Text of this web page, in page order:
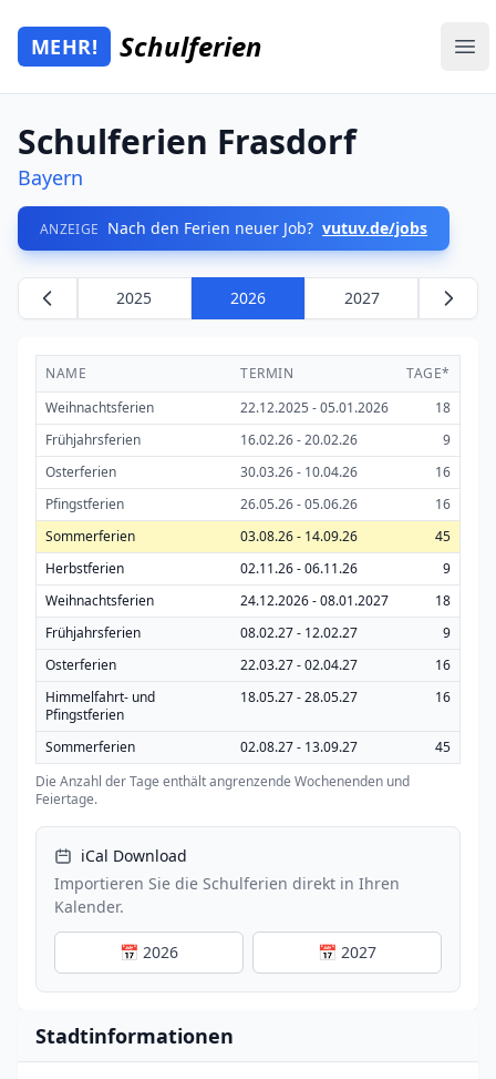
Zum Hauptinhalt springen
Mehr Schulferien
MEHR! Schulferien
Schulferien Frasdorf
Bayern
ANZEIGE Nach den Ferien neuer Job? vutuv.de/jobs
2025 2026 2027
NAME TERMIN
TAGE*
Weihnachtsferien
22.12.2025 - 05.01.2026
18
Frühjahrsferien
16.02.26 - 20.02.26
9
Osterferien
30.03.26 - 10.04.26
16
Pfingstferien
26.05.26 - 05.06.26
16
Sommerferien
03.08.26 - 14.09.26
45
Herbstferien
02.11.26 - 06.11.26
9
Weihnachtsferien
24.12.2026 - 08.01.2027
18
Frühjahrsferien
08.02.27 - 12.02.27
9
Osterferien
22.03.27 - 02.04.27
16
Himmelfahrt- und
Pfingstferien
18.05.27 - 28.05.27 16
Sommerferien 02.08.27 - 13.09.27
45
Die Anzahl der Tage enthält angrenzende Wochenenden und
Feiertage.
iCal Download
Importieren Sie die Schulferien direkt in Ihren
Kalender.
📅 2026 📅 2027
Stadtinformationen